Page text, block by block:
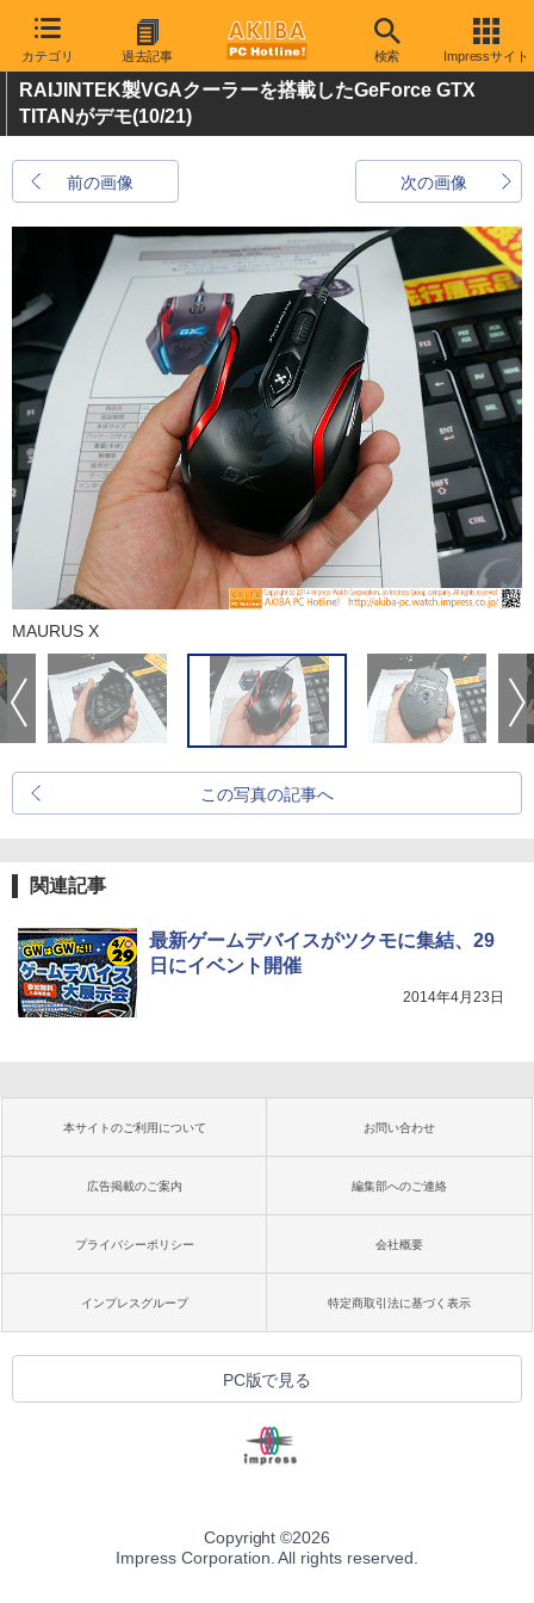
カテゴリ 過去記事 検索 Impressサイト
RAIJINTEK製VGAクーラーを搭載したGeForce GTX
TITANがデモ(10/21)
前の画像 次の画像
MAURUS X
この写真の記事へ
関連記事
最新ゲームデバイスがツクモに集結、29
日にイベント開催
2014年4月23日
本サイトのご利用について お問い合わせ
広告掲載のご案内 編集部へのご連絡
プライバシーポリシー 会社概要
インプレスグループ 特定商取引法に基づく表示
PC版で見る
Copyright ©2026
Impress Corporation. All rights reserved.